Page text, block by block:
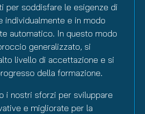
per soddisfare le esigenze di
individualmente e in modo
automatico. In questo modo
generalizzato, si
livello di accettazione e si
della formazione.
i nostri sforzi per sviluppare
e migliorate per la